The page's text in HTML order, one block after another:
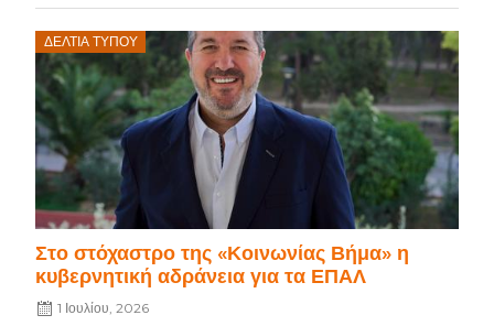
ΔΕΛΤΊΑ ΤΎΠΟΥ
Στο στόχαστρο της «Κοινωνίας Βήμα» η
κυβερνητική αδράνεια για τα ΕΠΑΛ
Posted
on
1 Ιουλίου, 2026